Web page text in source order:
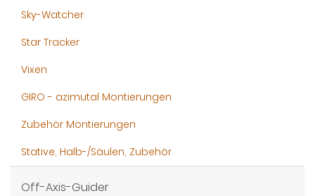
Sky-Watcher
Star Tracker
Vixen
GIRO - azimutal Montierungen
Zubehör Montierungen
Stative, Halb-/Säulen, Zubehör
Off-Axis-Guider